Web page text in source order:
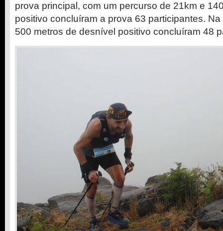
prova principal, com um percurso de 21km e
positivo concluíram a prova 63 participantes.
500 metros de desnível positivo concluíram 48